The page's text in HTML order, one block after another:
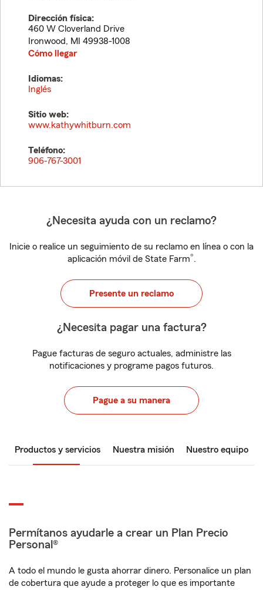
Dirección física:
460 W Cloverland Drive
Ironwood, MI
49938-1008
Cómo llegar
Idiomas:
Inglés
Sitio web:
www.kathywhitburn.com
Teléfono:
906-767-3001
¿Necesita ayuda con un reclamo?
Inicie o realice un seguimiento de su reclamo en línea o con la
aplicación móvil de State Farm®.
Presente un reclamo
¿Necesita pagar una factura?
Pague facturas de seguro actuales, administre las
notificaciones y programe pagos futuros.
Pague a su manera
Productos y servicios Nuestra misión Nuestro equipo
Permítanos ayudarle a crear un Plan Precio
Personal®
A todo el mundo le gusta ahorrar dinero. Personalice un plan
de cobertura que ayude a proteger lo que es importante